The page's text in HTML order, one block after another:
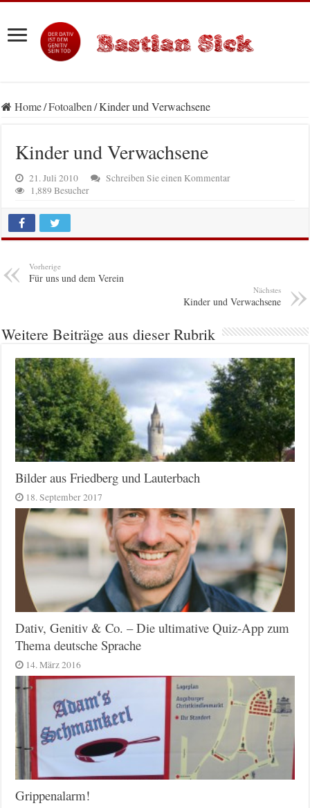
Home/Fotoalben/Kinder und Verwachsene
Kinder und Verwachsene
21. Juli 2010
Schreiben Sie einen Kommentar
1,889 Besucher
Vorherige
Für uns und dem Verein
Nächstes
Kinder und Verwachsene
Weitere Beiträge aus dieser Rubrik
Bilder aus Friedberg und Lauterbach
18. September 2017
Dativ, Genitiv & Co. – Die ultimative Quiz-App zum
Thema deutsche Sprache
14. März 2016
Grippenalarm!